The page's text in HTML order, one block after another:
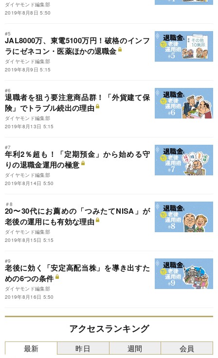
ダイヤモンド編集部
2019年8月8日 5:50
#5
JAL8000万、東電5100万円！破格のインフ
ラにゼネコン・医薬ほかの退職金
ダイヤモンド編集部
2019年8月9日 5:15
#6
退職者を狙う要注意商品群！「外貨建て保
険」でトラブル続出の理由
ダイヤモンド編集部
2019年8月13日 5:15
#7
年利2％超も！「定期預金」から始める守
りの退職金運用の極意
ダイヤモンド編集部
2019年8月14日 5:50
＃8
20〜30代にお薦めの「つみたてNISA」が
老後の運用にも有効な理由
ダイヤモンド編集部
2019年8月15日 5:15
#9
老後に効く「安定高配当株」を導き出すた
めの6つの条件
ダイヤモンド編集部
2019年8月16日 5:50
アクセスランキング
最新 昨日 週間 会員